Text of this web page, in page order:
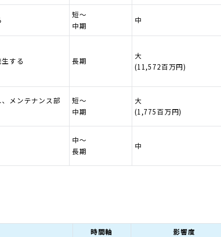
短～
中期
中
する 長期
大
(11,572百万円)
メンテナンス部
短～
中期
大
(1,775百万円)
中～
長期
中
時間軸
影響度